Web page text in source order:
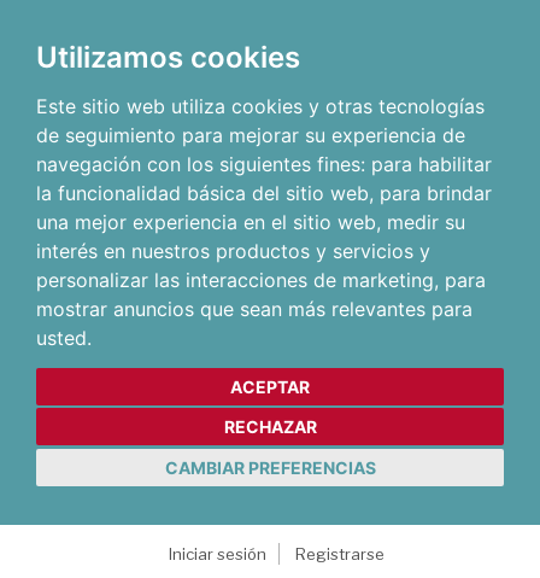
Utilizamos cookies
Este sitio web utiliza cookies y otras tecnologías
de seguimiento para mejorar su experiencia de
navegación con los siguientes fines: para habilitar
la funcionalidad básica del sitio web, para brindar
una mejor experiencia en el sitio web, medir su
interés en nuestros productos y servicios y
personalizar las interacciones de marketing, para
mostrar anuncios que sean más relevantes para
usted.
ACEPTAR
RECHAZAR
CAMBIAR PREFERENCIAS
Iniciar sesión
Registrarse